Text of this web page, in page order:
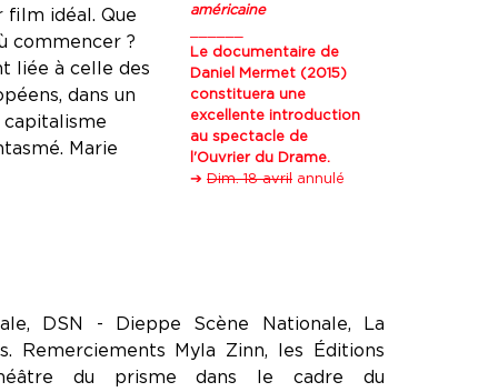
idéal. Que
commencer ?
liée à celle des
dans un
Marie
américaine
Le documentaire de
Daniel Mermet (2015)
constituera une
excellente introduction
au spectacle de
l'Ouvrier du Drame.
➔ Dim. 18 avril annulé
DSN - Dieppe Scène Nationale, La
Remerciements Myla Zinn, les Éditions
du prisme dans le cadre du